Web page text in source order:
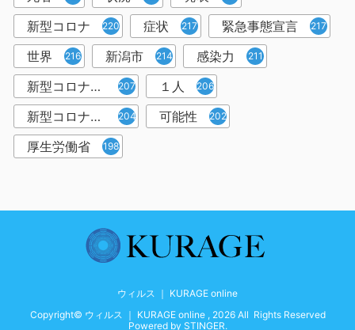
新型コロナ 220 症状 217 緊急事態宣言 217
世界 216 新潟市 214 感染力 211
新型コロナウイルス感染者 207 １人 206
新型コロナウイルス対策 204 可能性 202
厚生労働省 198
ウィルス ｜ KURAGE online
Copyright© ウィルス ｜ KURAGE online , 2026 All Rights Reserved
Powered by STINGER.